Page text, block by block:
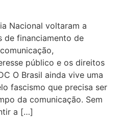
Nacional voltaram a
de financiamento de
público e os direitos
O Brasil ainda vive uma
fascismo que precisa ser
da comunicação. Sem
a […]